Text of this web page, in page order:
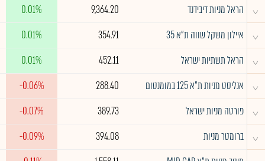
^ הראל מניות דיבידנד 9,364.20
0.01%
^ איילון משקל שווה ת"א 35 354.91
0.01%
^ הראל תשתיות ישראל 452.11
0.01%
^ אנליסט מניות ת"א 125 במומנטום 288.40
-0.06%
^ פורטה מניות ישראל 389.73
-0.07%
^ ברומטר מניות 394.08
-0.09%